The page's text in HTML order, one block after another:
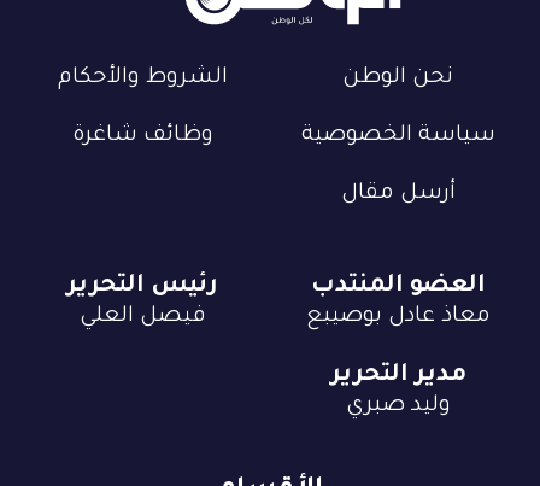
نحن الوطن الشروط والأحكام
سياسة الخصوصية وظائف شاغرة
أرسل مقال
العضو المنتدب
معاذ عادل بوصيبع
رئيس التحرير
فيصل العلي
مدير التحرير
وليد صبري